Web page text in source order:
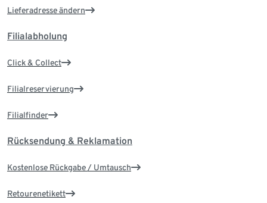
Lieferadresse ändern
Filialabholung
Click & Collect
Filialreservierung
Filialfinder
Rücksendung & Reklamation
Kostenlose Rückgabe / Umtausch
Retourenetikett